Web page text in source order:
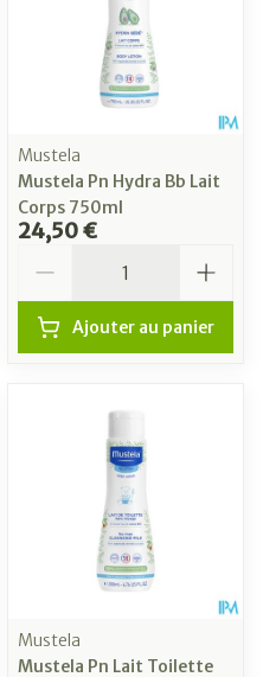
Mustela
Mustela Pn Hydra Bb Lait
Corps 750ml
24,50 €
Ajouter au panier
Mustela
Mustela Pn Lait Toilette